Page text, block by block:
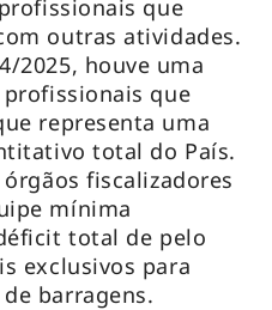
que
outras atividades.
2025, houve uma
profissionais que
representa uma
total do País.
fiscalizadores
mínima
total de pelo
exclusivos para
barragens.